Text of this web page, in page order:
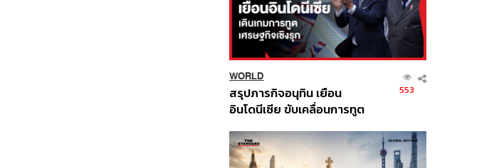
WORLD
สรุปภารกิจอนุทิน เยือน
อินโดนีเซีย ขับเคลื่อนการทูต
ส่วนยุทธศาสตร์ไทย –
อินโดนีเซีย
553